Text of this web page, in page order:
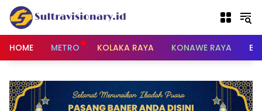
Langsung
konten
HOME
METRO KOLAKA RAYA KONAWE RAYA